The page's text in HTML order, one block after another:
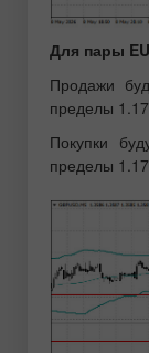
Для пары
Продажи
пределы
Покупки
пределы